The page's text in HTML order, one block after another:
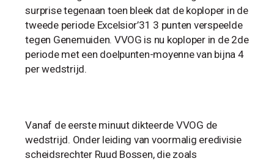
surprise tegenaan toen bleek dat de koploper in de
tweede periode Excelsior’31 3 punten verspeelde
tegen Genemuiden. VVOG is nu koploper in de 2de
periode met een doelpunten-moyenne van bijna 4
per wedstrijd.
Vanaf de eerste minuut dikteerde VVOG de
wedstrijd. Onder leiding van voormalig eredivisie
scheidsrechter Ruud Bossen, die zoals